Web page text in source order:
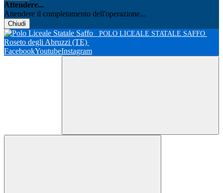
Attendere...
Attendere il completamento dell'operazione...
Chiudi
POLO LICEALE STATALE SAFFO
Roseto degli Abruzzi (TE)
FacebookYoutubeInstagram